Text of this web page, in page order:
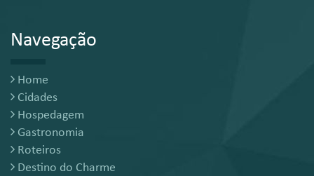
Navegação
Home
Cidades
Hospedagem
Gastronomia
Roteiros
Destino do Charme